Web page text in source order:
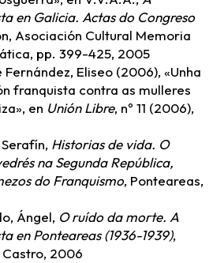
en Galicia. Actas do Congreso
Asociación Cultural Memoria
pp. 399-425, 2005
Fernández, Eliseo (2006), «Unha
franquista contra as mulleres
en Unión Libre, nº 11 (2006),
Historias de vida. O
na Segunda República,
do Franquismo, Ponteareas,
Ángel, O ruído da morte. A
en Ponteareas (1936-1939),
Castro, 2006